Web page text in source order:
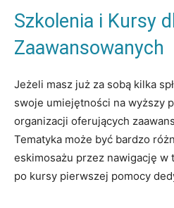
Szkolenia i Kursy
Zaawansowanych
Jeżeli masz już za sobą kilka
swoje umiejętności na wyższy
organizacji oferujących
Tematyka może być bardzo
eskimosażu przez nawigację w
po kursy pierwszej pomocy